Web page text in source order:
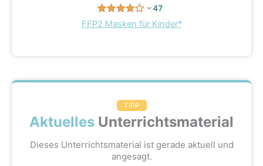
FFP2 Masken für Kinder*
TIPP
Aktuelles Unterrichtsmaterial
Dieses Unterrichtsmaterial ist gerade aktuell und
angesagt.